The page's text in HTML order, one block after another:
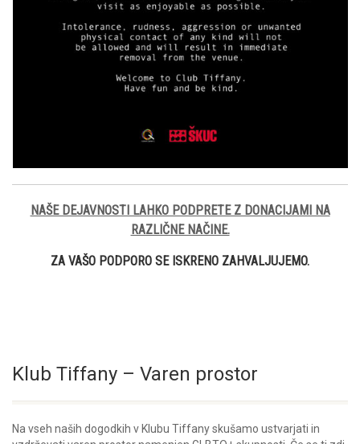
NAŠE DEJAVNOSTI LAHKO PODPRETE Z DONACIJAMI NA
RAZLIČNE NAČINE.
ZA VAŠO PODPORO SE ISKRENO ZAHVALJUJEMO.
Klub Tiffany – Varen prostor
Na vseh naših dogodkih v Klubu Tiffany skušamo ustvarjati in